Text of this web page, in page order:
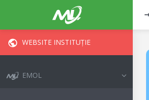
WEBSITE INSTITUȚIE
EMOL